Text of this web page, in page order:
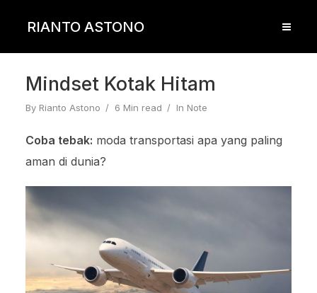
RIANTO ASTONO
Mindset Kotak Hitam
By Rianto Astono 6 Min read In Note
Coba tebak: moda transportasi apa yang paling
aman di dunia?